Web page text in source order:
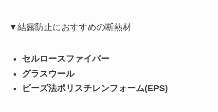
▼結露防止におすすめの断熱材
セルロースファイバー
グラスウール
ビーズ法ポリスチレンフォーム(EPS)